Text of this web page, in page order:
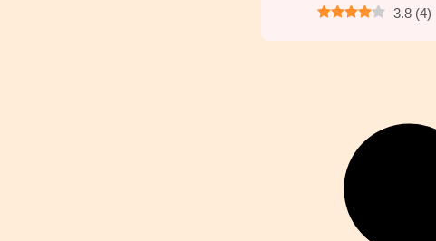
3.8 (4)